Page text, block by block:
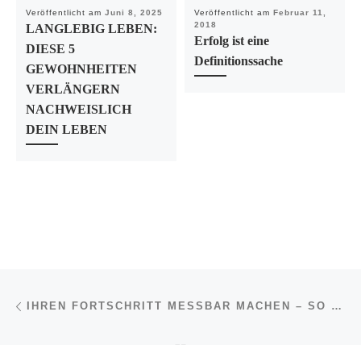
Veröffentlicht am Juni 8, 2025
LANGLEBIG LEBEN:
DIESE 5
GEWOHNHEITEN
VERLÄNGERN
NACHWEISLICH
DEIN LEBEN
Veröffentlicht am
Februar 11,
2018
Erfolg ist eine
Definitionssache
Beitragsnavigation IHREN FORTSCHRITT MESSBAR MACHEN – SO GELINGT ERFOLG